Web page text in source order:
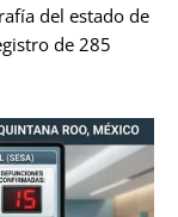
del estado de
de 285